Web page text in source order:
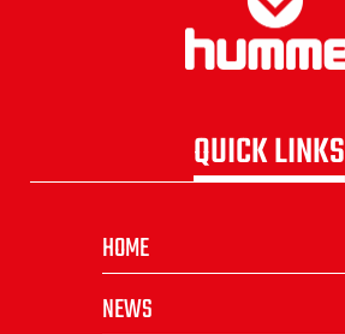
QUICK LINKS
HOME
NEWS